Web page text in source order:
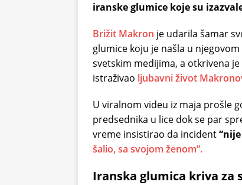
iranske glumice koje su
Brižit Makron je udarila šamar
glumice koju je našla u
svetskim medijima, a otkrivena
istraživao ljubavni život
U viralnom videu iz maja prošle
predsednika u lice dok se par
vreme insistirao da incident
šalio, sa svojom ženom”.
Iranska glumica kriva za